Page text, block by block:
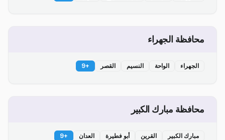
محافظة الجهراء
الجهراء الواحة النسيم القصر +
9
محافظة مبارك الكبير
مبارك الكبير القرين أبو فطيرة العدان +
9